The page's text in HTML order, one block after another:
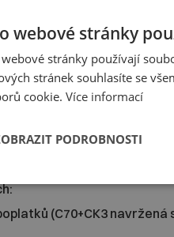
vstupy do všech
apod.);
pobyt;
je nutné tuto
za pojištění;
uhrazen, pojištění
(C70+CK3 navržená
webové stránky
stránky používají
stránek souhlasíte se
cookie. Více informací
PODROBNOSTI